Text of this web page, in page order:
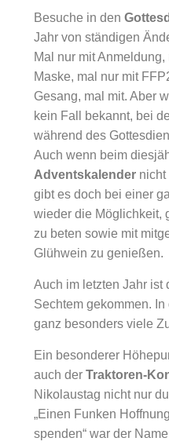
Besuche in den
Jahr von ständigen
Mal nur mit
Maske, mal nur mit
Gesang, mal mit. Aber
kein Fall bekannt, bei
während des
Auch wenn beim
Adventskalender nicht
gibt es doch bei einer
wieder die Möglichkeit,
zu beten sowie mit
Glühwein zu genießen.
Auch im letzten Jahr ist
Sechtem gekommen.
ganz besonders viele
Ein besonderer
auch der Traktoren-
Nikolaustag nicht nur
„Einen Funken
spenden“ war der